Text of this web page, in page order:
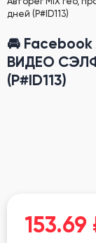
дней (P#ID113)
🚘
ВИДЕО
(P#ID113)
153.69